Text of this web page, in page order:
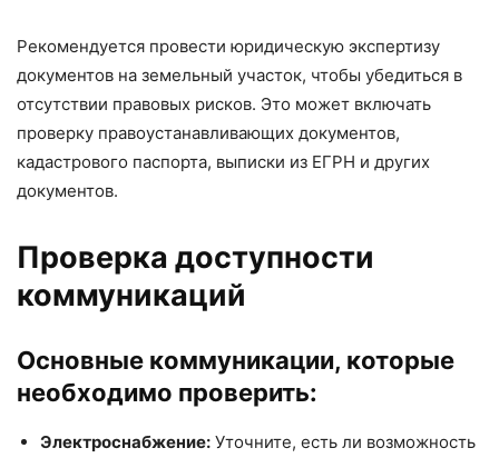
Рекомендуется провести юридическую экспертизу
документов на земельный участок, чтобы убедиться в
отсутствии правовых рисков. Это может включать
проверку правоустанавливающих документов,
кадастрового паспорта, выписки из ЕГРН и других
документов.
Проверка доступности
коммуникаций
Основные коммуникации, которые
необходимо проверить:
Электроснабжение: Уточните, есть ли возможность